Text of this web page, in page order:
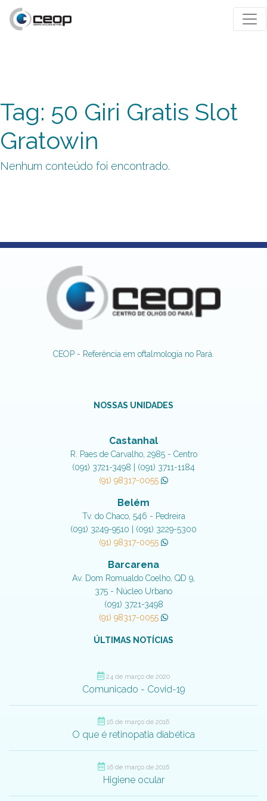
Tag: 50 Giri Gratis Slot
Gratowin
Nenhum conteúdo foi encontrado.
CEOP - Referência em oftalmologia no Pará.
NOSSAS UNIDADES
Castanhal
R. Paes de Carvalho, 2985 - Centro
(091) 3721-3498 | (091) 3711-1184
(91) 98317-0055
Belém
Tv. do Chaco, 546 - Pedreira
(091) 3249-9510 | (091) 3229-5300
(91) 98317-0055
Barcarena
Av. Dom Romualdo Coelho, QD 9,
375 - Núcleo Urbano
(091) 3721-3498
(91) 98317-0055
ÚLTIMAS NOTÍCIAS
24 de março de 2020
Comunicado - Covid-19
16 de março de 2016
O que é retinopatia diabética
16 de março de 2016
Higiene ocular